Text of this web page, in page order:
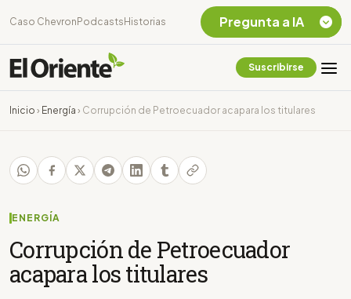
Caso Chevron Podcasts Historias
Suscribirse
Inicio › Energía › Corrupción de Petroecuador acapara los titulares
ENERGÍA
Corrupción de Petroecuador
acapara los titulares
Pregunta a IA
Chevron Ecuador